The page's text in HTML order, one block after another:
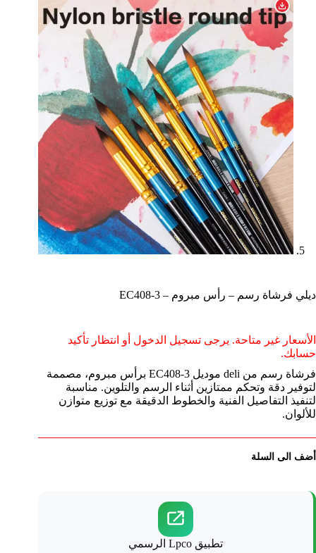
ديلي فرشاة رسم – رأس مبروم – EC408-3
الأسعار غير متاحة. يرجى تسجيل الدخول أو انتظار تأكيد
حسابك.
فرشاة رسم من deli موديل EC408-3 برأس مبروم، مصممة
لتوفير دقة وتحكم ممتازين أثناء الرسم والتلوين. مناسبة
لتنفيذ التفاصيل الفنية والخطوط الدقيقة مع توزيع متوازن
للألوان.
أضف الى السلة
تطبيق Lpco الرسمي